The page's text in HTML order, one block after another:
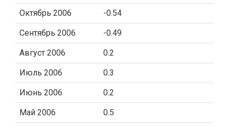
Октябрь 2006 -0.54
Сентябрь 2006 -0.49
Август 2006 0.2
Июль 2006 0.3
Июнь 2006 0.2
Май 2006 0.5